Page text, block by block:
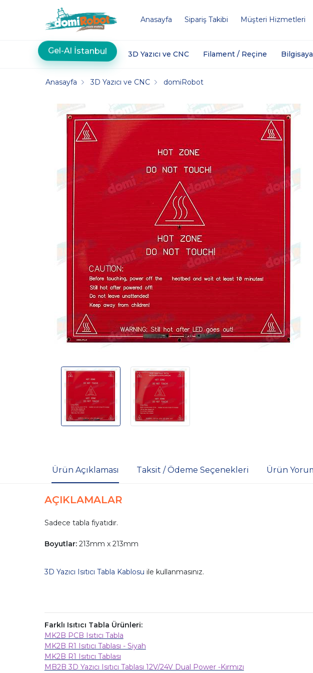
Anasayfa Sipariş Takibi Müşteri Hizmetleri
Gel-Al İstanbul 3D Yazıcı ve CNC Filament / Reçine
Anasayfa 3D Yazıcı ve CNC domiRobot
Ürün Açıklaması Taksit / Ödeme Seçenekleri Ürün
AÇIKLAMALAR
Sadece tabla fiyatıdır.
Boyutlar:213mm x 213mm
3D Yazıcı Isıtıcı Tabla Kablosu ile kullanmasınız.
Farklı Isıtıcı Tabla Ürünleri:
MK2B PCB Isıtıcı Tabla
MK2B R1 Isıtıcı Tablası - Siyah
MK2B R1 Isıtıcı Tablası
MB2B 3D Yazıcı Isıtıcı Tablası 12V/24V Dual Power -Kırmızı